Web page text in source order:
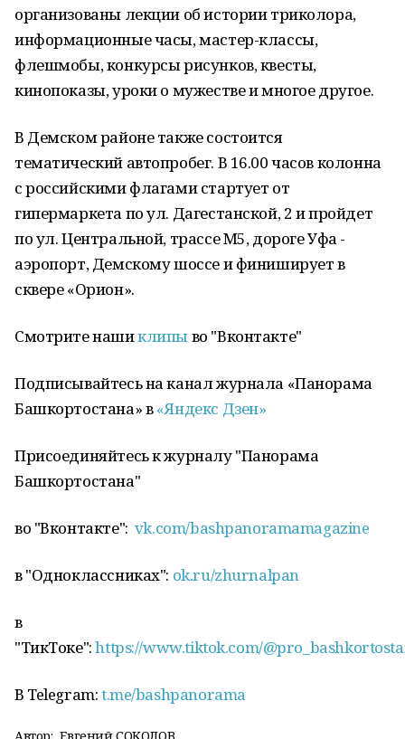
организованы лекции об истории триколора,
информационные часы, мастер-классы,
флешмобы, конкурсы рисунков, квесты,
кинопоказы, уроки о мужестве и многое другое.
В Демском районе также состоится
тематический автопробег. В 16.00 часов колонна
с российскими флагами стартует от
гипермаркета по ул. Дагестанской, 2 и пройдет
по ул. Центральной, трассе М5, дороге Уфа -
аэропорт, Демскому шоссе и финиширует в
сквере «Орион».
Смотрите нашиклипыво "Вконтакте"
Подписывайтесь на канал журнала «Панорама
Башкортостана» в«Яндекс Дзен»
Присоединяйтесь к журналу "Панорама
Башкортостана"
во "Вконтакте": vk.com/bashpanoramamagazine
в "Одноклассниках": ok.ru/zhurnalpan
в
"ТикТоке":https://www.tiktok.com/
В Telegram:t.me/bashpanorama